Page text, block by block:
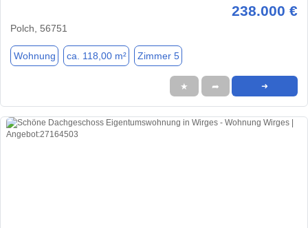
238.000 €
Polch, 56751
Wohnung ca. 118,00 m² Zimmer 5
★ ➦ ➜